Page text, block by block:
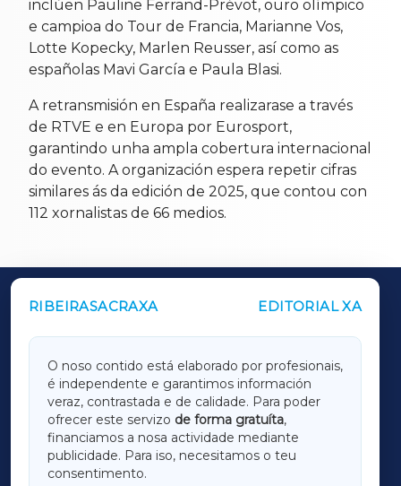
inclúen Pauline Ferrand-Prévot, ouro olímpico
e campioa do Tour de Francia, Marianne Vos,
Lotte Kopecky, Marlen Reusser, así como as
españolas Mavi García e Paula Blasi.
A retransmisión en España realizarase a través
de RTVE e en Europa por Eurosport,
garantindo unha ampla cobertura internacional
do evento. A organización espera repetir cifras
similares ás da edición de 2025, que contou con
112 xornalistas de 66 medios.
RIBEIRASACRAXA EDITORIAL XA
O noso contido está elaborado por profesionais,
é independente e garantimos información
veraz, contrastada e de calidade. Para poder
ofrecer este servizo de forma gratuíta,
financiamos a nosa actividade mediante
publicidade. Para iso, necesitamos o teu
consentimento.
OUTROS PERIÓDICOS
LUGOXA
TERRACHAXA